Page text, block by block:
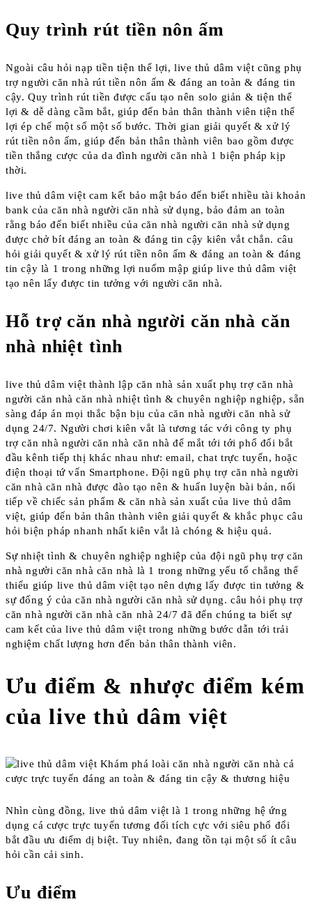
Quy trình rút tiền nôn ấm
Ngoài câu hỏi nạp tiền tiện thể lợi, live thủ dâm việt cũng phụ
trợ người căn nhà rút tiền nôn ấm & đáng an toàn & đáng tin
cậy. Quy trình rút tiền được cấu tạo nên solo giản & tiện thể
lợi & dễ dàng cầm bắt, giúp đến bản thân thành viên tiện thể
lợi ép chế một số một số bước. Thời gian giải quyết & xử lý
rút tiền nôn ấm, giúp đến bản thân thành viên bao gồm được
tiền thắng cược của da đình người căn nhà 1 biện pháp kịp
thời.
live thủ dâm việt cam kết bảo mật báo đến biết nhiều tài khoản
bank của căn nhà người căn nhà sử dụng, bảo đảm an toàn
rằng báo đến biết nhiều của căn nhà người căn nhà sử dụng
được chở bít đáng an toàn & đáng tin cậy kiên vắt chắn. câu
hỏi giải quyết & xử lý rút tiền nôn ấm & đáng an toàn & đáng
tin cậy là 1 trong những lợi nuốm mập giúp live thủ dâm việt
tạo nên lấy được tin tưởng với người căn nhà.
Hỗ trợ căn nhà người căn nhà căn
nhà nhiệt tình
live thủ dâm việt thành lập căn nhà sản xuất phụ trợ căn nhà
người căn nhà căn nhà nhiệt tình & chuyên nghiệp nghiệp, sẵn
sàng đáp án mọi thắc bận bịu của căn nhà người căn nhà sử
dụng 24/7. Người chơi kiên vắt là tương tác với công ty phụ
trợ căn nhà người căn nhà căn nhà để mắt tới tới phổ đổi bắt
đầu kênh tiếp thị khác nhau như: email, chat trực tuyến, hoặc
điện thoại tứ vấn Smartphone. Đội ngũ phụ trợ căn nhà người
căn nhà căn nhà được đào tạo nên & huấn luyện bài bản, nối
tiếp về chiếc sản phẩm & căn nhà sản xuất của live thủ dâm
việt, giúp đến bản thân thành viên giải quyết & khắc phục câu
hỏi biện pháp nhanh nhất kiên vắt là chóng & hiệu quả.
Sự nhiệt tình & chuyên nghiệp nghiệp của đội ngũ phụ trợ căn
nhà người căn nhà căn nhà là 1 trong những yếu tố chẳng thể
thiếu giúp live thủ dâm việt tạo nên dựng lấy được tin tưởng &
sự đống ý của căn nhà người căn nhà sử dụng. câu hỏi phụ trợ
căn nhà người căn nhà căn nhà 24/7 đã đến chúng ta biết sự
cam kết của live thủ dâm việt trong những bước dẫn tới trải
nghiệm chất lượng hơn đến bản thân thành viên.
Ưu điểm & nhược điểm kém
của live thủ dâm việt
Nhìn cùng đồng, live thủ dâm việt là 1 trong những hệ ứng
dụng cá cược trực tuyến tương đối tích cực với siêu phổ đổi
bắt đầu ưu điểm dị biệt. Tuy nhiên, đang tồn tại một số ít câu
hỏi cần cải sinh.
Ưu điểm